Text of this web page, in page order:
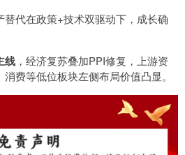
替代在政策+技术双驱动下，成长确
线 ，经济复苏叠加PPI修复，上游资
费等低位板块左侧布局价值凸显。